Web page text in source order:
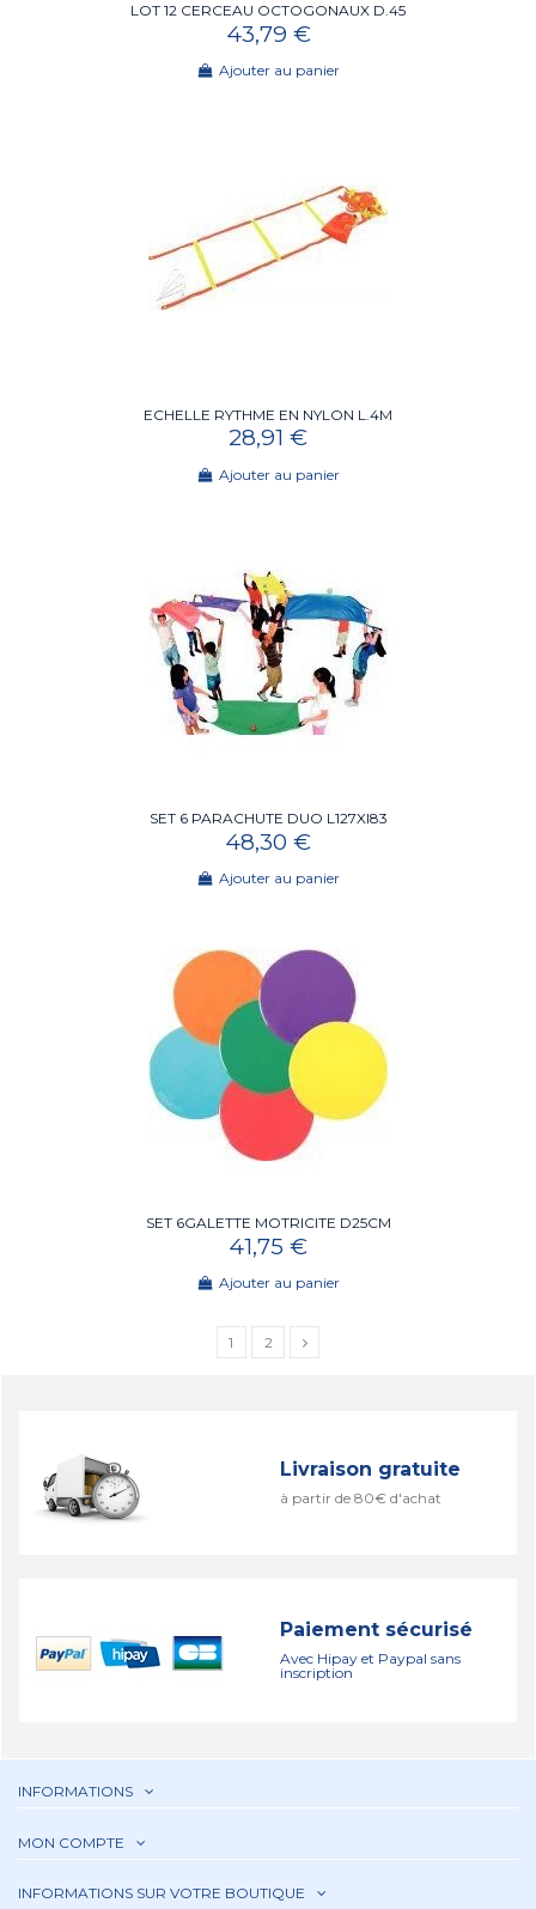
LOT 12 CERCEAU OCTOGONAUX D.45
43,79 €
Ajouter au panier
ECHELLE RYTHME EN NYLON L.4M
28,91 €
Ajouter au panier
SET 6 PARACHUTE DUO L127Xl83
48,30 €
Ajouter au panier
SET 6GALETTE MOTRICITE D25CM
41,75 €
Ajouter au panier
1 2
Livraison gratuite
à partir de 80€ d'achat
Paiement sécurisé
Avec Hipay et Paypal sans
inscription
INFORMATIONS
MON COMPTE
INFORMATIONS SUR VOTRE BOUTIQUE